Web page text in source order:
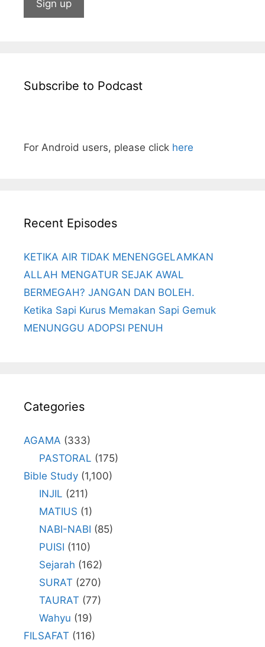
Subscribe to Podcast
For Android users, please click here
Recent Episodes
KETIKA AIR TIDAK MENENGGELAMKAN
ALLAH MENGATUR SEJAK AWAL
BERMEGAH? JANGAN DAN BOLEH.
Ketika Sapi Kurus Memakan Sapi Gemuk
MENUNGGU ADOPSI PENUH
Categories
AGAMA (333)
PASTORAL (175)
Bible Study (1,100)
INJIL (211)
MATIUS (1)
NABI-NABI (85)
PUISI (110)
Sejarah (162)
SURAT (270)
TAURAT (77)
Wahyu (19)
FILSAFAT (116)